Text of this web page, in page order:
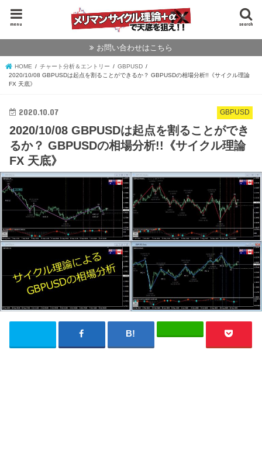
search
menu
お問い合わせはこちら
HOME チャート分析＆エントリー
GBPUSD
2020/10/08 GBPUSDは起点を割ることができるか？ GBPUSDの相場分析!!《サイクル理論
FX 天底》
GBPUSD
2020.10.07
2020/10/08 GBPUSDは起点を割ることができ
るか？ GBPUSDの相場分析!!《サイクル理論
FX 天底》